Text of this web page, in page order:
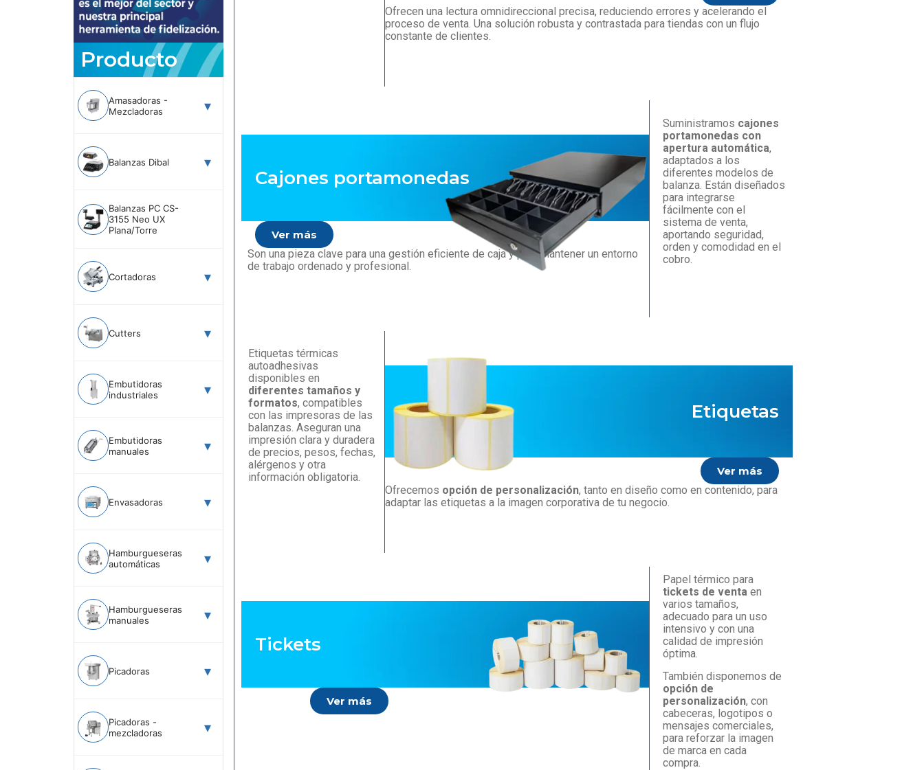
Producto
Amasadoras -
Mezcladoras
Balanzas Dibal
Balanzas PC CS-
3155 Neo UX
Plana/Torre
Cortadoras
Cutters
Embutidoras
industriales
Embutidoras
manuales
Envasadoras
Hamburgueseras
automáticas
Hamburgueseras
manuales
Picadoras
Picadoras -
mezcladoras
Ofrecen una lectura omnidireccional precisa, reduciendo errores y acelerando el
proceso de venta. Una solución robusta y contrastada para tiendas con un flujo
constante de clientes.
Cajones portamonedas
Ver más
Son una pieza clave para una gestión eficiente de caja y para mantener un entorno
de trabajo ordenado y profesional.
Suministramos cajones
portamonedas con
apertura automática,
adaptados a los
diferentes modelos de
balanza. Están diseñados
para integrarse
fácilmente con el
sistema de venta,
aportando seguridad,
orden y comodidad en el
cobro.
Etiquetas térmicas
autoadhesivas
disponibles en
diferentes tamaños y
formatos, compatibles
con las impresoras de las
balanzas. Aseguran una
impresión clara y duradera
de precios, pesos, fechas,
alérgenos y otra
información obligatoria.
Etiquetas
Ver más
Ofrecemos opción de personalización, tanto en diseño como en contenido, para
adaptar las etiquetas a la imagen corporativa de tu negocio.
Tickets
Ver más
Papel térmico para
tickets de venta en
varios tamaños,
adecuado para un uso
intensivo y con una
calidad de impresión
óptima.
También disponemos de
opción de
personalización, con
cabeceras, logotipos o
mensajes comerciales,
para reforzar la imagen
de marca en cada
compra.